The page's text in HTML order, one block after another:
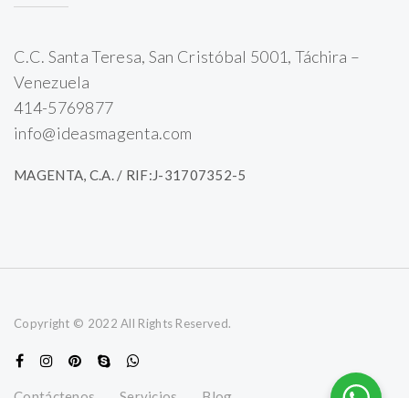
C.C. Santa Teresa, San Cristóbal 5001, Táchira –
Venezuela
414-5769877
info@ideasmagenta.com
MAGENTA, C.A. / RIF:J-31707352-5
Copyright © 2022 All Rights Reserved.